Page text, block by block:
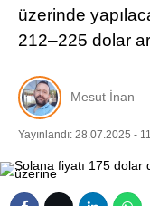
üzerinde
212–225 dolar
Mesut İnan
Yayınlandı: 28.07.2025 -